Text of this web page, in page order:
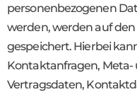
personenbezogenen
werden, werden auf den
gespeichert. Hierbei
Kontaktanfragen,
Vertragsdaten,